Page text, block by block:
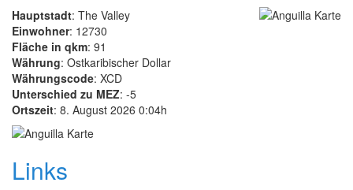
Hauptstadt: The Valley
Einwohner: 12730
Fläche in qkm: 91
Währung: Ostkaribischer Dollar
Währungscode: XCD
Unterschied zu MEZ: -5
Ortszeit: 8. August 2026 0:04h
Links